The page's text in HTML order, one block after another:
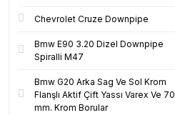
Chevrolet Cruze Downpipe
Bmw E90 3.20 Dizel Downpipe
Spiralli M47
Bmw G20 Arka Sag Ve Sol Krom
Flanşlı Aktif Çift Yassı Varex Ve 70
mm. Krom Borular